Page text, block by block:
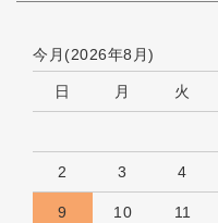
今月(2026年8月)
日 月 火
2 3 4
9 10 11